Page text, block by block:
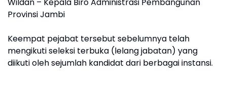
Provinsi Jambi
Keempat pejabat tersebut sebelumnya telah
mengikuti seleksi terbuka (lelang jabatan) yang
diikuti oleh sejumlah kandidat dari berbagai instansi.